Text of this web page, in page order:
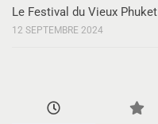
Le Festival du Vieux Phuket
12 SEPTEMBRE 2024